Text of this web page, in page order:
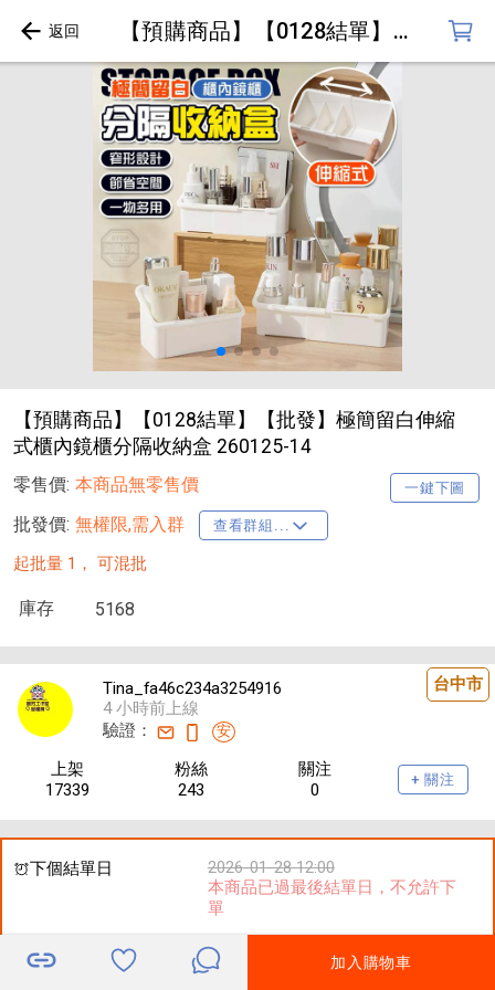
【預購商品】【0128結單】【批發】極簡留白伸縮式櫃內鏡櫃分隔收納盒 260125-14
【預購商品】【0128結單】【批發】極簡留白伸縮
式櫃內鏡櫃分隔收納盒 260125-14
零售價: 一鍵下圖
本商品無零售價
批發價: 無權限,需入群 查看群組...
起批量 1， 可混批
庫存 5168
台中市
Tina_fa46c234a3254916
4 小時前上線
驗證：
安
上架
17339
粉絲
243
關注
0
+ 關注
下個結單日
2026-01-28 12:00
本商品已過最後結單日，不允許下
單
加入購物車